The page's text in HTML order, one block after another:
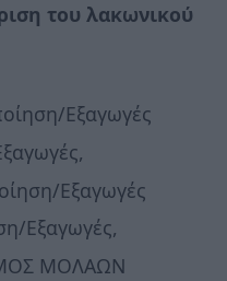
του λακωνικού
Εξαγωγές
Εξαγωγές
Εξαγωγές,
ΜΟΛΑΩΝ